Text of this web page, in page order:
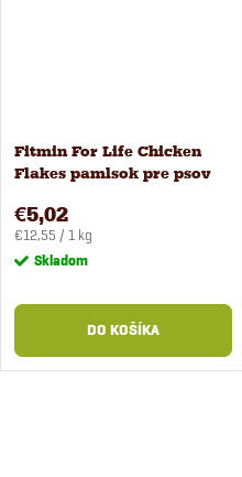
Fitmin For Life Chicken
Flakes pamlsok pre psov
€5,02
Jednotková
cena:
€12,55 / 1 kg
Skladom
DO KOŠÍKA